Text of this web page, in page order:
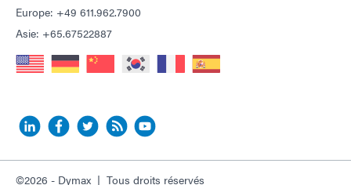
Europe: +49 611.962.7900
Asie: +65.67522887
©2026 - Dymax | Tous droits réservés